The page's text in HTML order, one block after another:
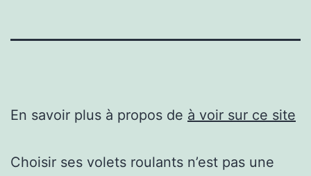
En savoir plus à propos de à voir sur ce site
Choisir ses volets roulants n’est pas une